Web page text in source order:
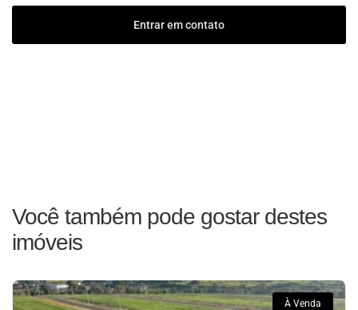
Entrar em contato
Você também pode gostar destes
imóveis
À Venda